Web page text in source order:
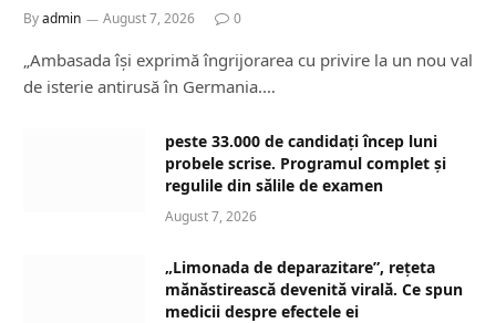
Byadmin August 7, 2026 0
„Ambasada își exprimă îngrijorarea cu privire la un nou val
de isterie antirusă în Germania.…
peste 33.000 de candidați încep luni
probele scrise. Programul complet și
regulile din sălile de examen
August 7, 2026
„Limonada de deparazitare”, rețeta
mănăstirească devenită virală. Ce spun
medicii despre efectele ei